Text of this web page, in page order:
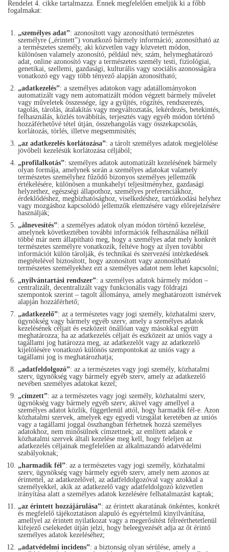
Rendelet 4. cikke tartalmazza. Ennek megfelelően emeljük ki a főbb
fogalmakat:
„személyes adat”: azonosított vagy azonosítható természetes
személyre („érintett”) vonatkozó bármely információ; azonosítható az
a természetes személy, aki közvetlen vagy közvetett módon,
különösen valamely azonosító, például név, szám, helymeghatározó
adat, online azonosító vagy a természetes személy testi, fiziológiai,
genetikai, szellemi, gazdasági, kulturális vagy szociális azonosságára
vonatkozó egy vagy több tényező alapján azonosítható;
„adatkezelés”: a személyes adatokon vagy adatállományokon
automatizált vagy nem automatizált módon végzett bármely művelet
vagy műveletek összessége, így a gyűjtés, rögzítés, rendszerezés,
tagolás, tárolás, átalakítás vagy megváltoztatás, lekérdezés, betekintés,
felhasználás, közlés továbbítás, terjesztés vagy egyéb módon történő
hozzáférhetővé tétel útján, összehangolás vagy összekapcsolás,
korlátozás, törlés, illetve megsemmisítés;
„az adatkezelés korlátozása”: a tárolt személyes adatok megjelölése
jövőbeli kezelésük korlátozása céljából;
„profilalkotás”: személyes adatok automatizált kezelésének bármely
olyan formája, amelynek során a személyes adatokat valamely
természetes személyhez fűződő bizonyos személyes jellemzők
értékelésére, különösen a munkahelyi teljesítményhez, gazdasági
helyzethez, egészségi állapothoz, személyes preferenciákhoz,
érdeklődéshez, megbízhatósághoz, viselkedéshez, tartózkodási helyhez
vagy mozgáshoz kapcsolódó jellemzők elemzésére vagy előrejelzésére
használják;
„álnevesítés”: a személyes adatok olyan módon történő kezelése,
amelynek következtében további információk felhasználása nélkül
többé már nem állapítható meg, hogy a személyes adat mely konkrét
természetes személyre vonatkozik, feltéve hogy az ilyen további
információt külön tárolják, és technikai és szervezési intézkedések
megtételével biztosított, hogy azonosított vagy azonosítható
természetes személyekhez ezt a személyes adatot nem lehet kapcsolni;
„nyilvántartási rendszer”: a személyes adatok bármely módon –
centralizált, decentralizált vagy funkcionális vagy földrajzi
szempontok szerint – tagolt állománya, amely meghatározott ismérvek
alapján hozzáférhető;
„adatkezelő”: az a természetes vagy jogi személy, közhatalmi szerv,
ügynökség vagy bármely egyéb szerv, amely a személyes adatok
kezelésének céljait és eszközeit önállóan vagy másokkal együtt
meghatározza; ha az adatkezelés céljait és eszközeit az uniós vagy a
tagállami jog határozza meg, az adatkezelőt vagy az adatkezelő
kijelölésére vonatkozó különös szempontokat az uniós vagy a
tagállami jog is meghatározhatja;
„adatfeldolgozó”: az a természetes vagy jogi személy, közhatalmi
szerv, ügynökség vagy bármely egyéb szerv, amely az adatkezelő
nevében személyes adatokat kezel;
„címzett”: az a természetes vagy jogi személy, közhatalmi szerv,
ügynökség vagy bármely egyéb szerv, akivel vagy amellyel a
személyes adatot közlik, függetlenül attól, hogy harmadik fél-e. Azon
közhatalmi szervek, amelyek egy egyedi vizsgálat keretében az uniós
vagy a tagállami joggal összhangban férhetnek hozzá személyes
adatokhoz, nem minősülnek címzettnek; az említett adatok e
közhatalmi szervek általi kezelése meg kell, hogy feleljen az
adatkezelés céljainak megfelelően az alkalmazandó adatvédelmi
szabályoknak;
„harmadik fél”: az a természetes vagy jogi személy, közhatalmi
szerv, ügynökség vagy bármely egyéb szerv, amely nem azonos az
érintettel, az adatkezelővel, az adatfeldolgozóval vagy azokkal a
személyekkel, akik az adatkezelő vagy adatfeldolgozó közvetlen
irányítása alatt a személyes adatok kezelésére felhatalmazást kaptak;
„az érintett hozzájárulása”: az érintett akaratának önkéntes, konkrét
és megfelelő tájékoztatáson alapuló és egyértelmű kinyilvánítása,
amellyel az érintett nyilatkozat vagy a megerősítést félreérthetetlenül
kifejező cselekedet útján jelzi, hogy beleegyezését adja az őt érintő
személyes adatok kezeléséhez;
„adatvédelmi incidens”: a biztonság olyan sérülése, amely a